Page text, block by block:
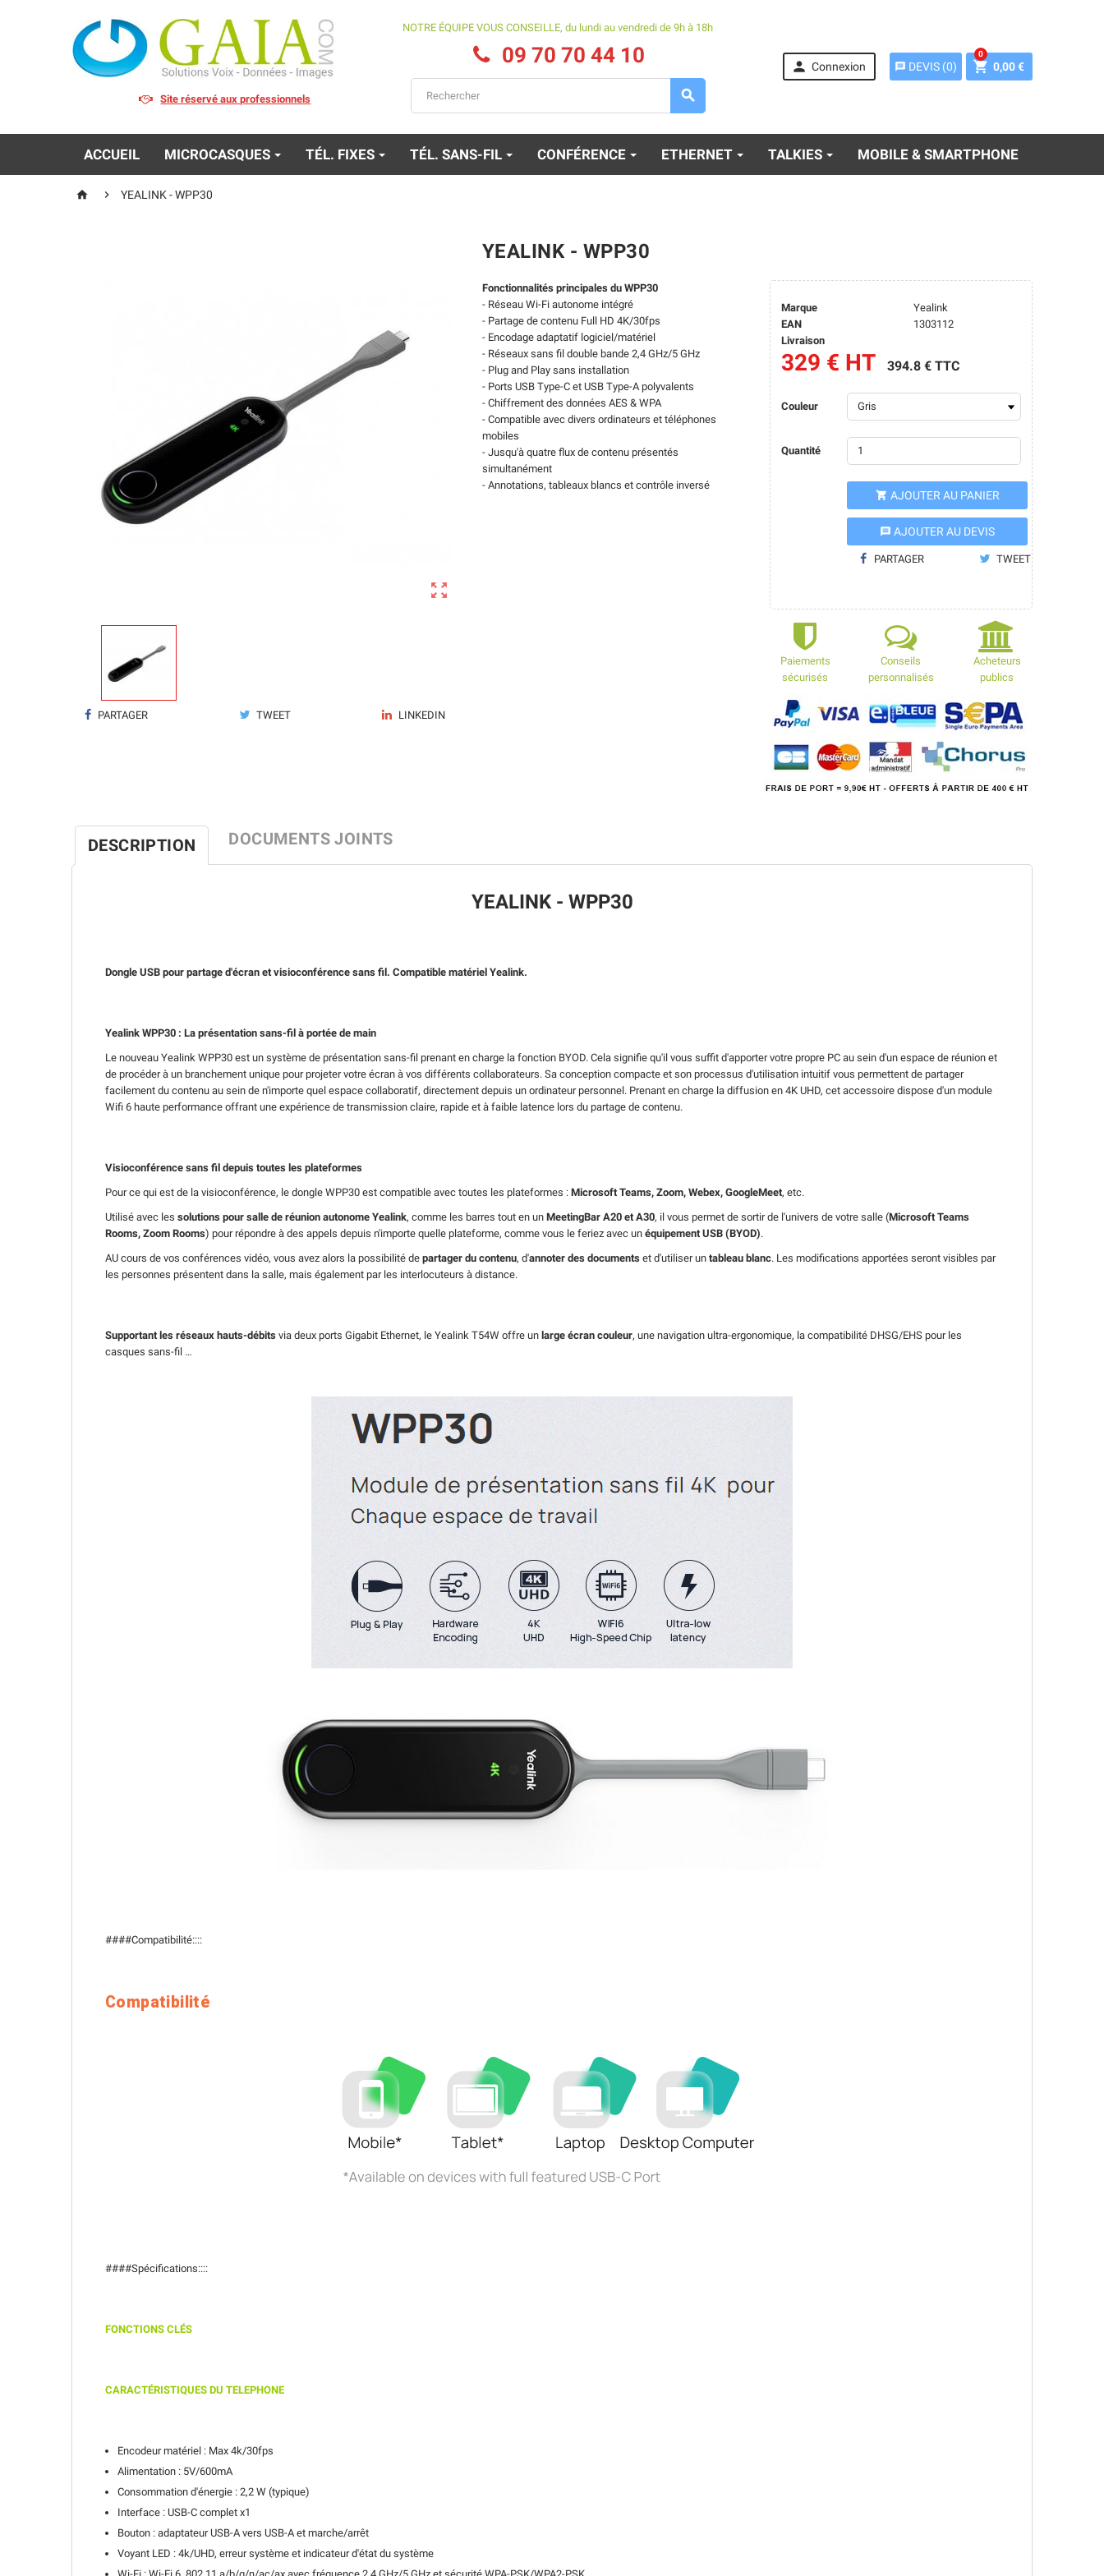
Site réservé aux professionnels
NOTRE ÉQUIPE VOUS CONSEILLE, du lundi au vendredi de 9h à 18h
09 70 70 44 10

 Connexion message DEVIS (0)  0,00 €
0
ACCUEIL MICROCASQUES TÉL. FIXES TÉL. SANS-FIL CONFÉRENCE ETHERNET TALKIES MOBILE & SMARTPHONE
  YEALINK - WPP30

PARTAGER TWEET LINKEDIN
YEALINK - WPP30
Fonctionnalités principales du WPP30
- Réseau Wi-Fi autonome intégré
- Partage de contenu Full HD 4K/30fps
- Encodage adaptatif logiciel/matériel
- Réseaux sans fil double bande 2,4 GHz/5 GHz
- Plug and Play sans installation
- Ports USB Type-C et USB Type-A polyvalents
- Chiffrement des données AES & WPA
- Compatible avec divers ordinateurs et téléphones
mobiles
- Jusqu'à quatre flux de contenu présentés
simultanément
- Annotations, tableaux blancs et contrôle inversé
Marque
Yealink
EAN
1303112
Livraison
329 € HT 394.8 € TTC
Couleur
Quantité
 AJOUTER AU PANIER
message AJOUTER AU DEVIS
PARTAGER TWEET
Paiements
sécurisés
Conseils
personnalisés
Acheteurs
publics
DESCRIPTION DOCUMENTS JOINTS
YEALINK - WPP30
Dongle USB pour partage d'écran et visioconférence sans fil. Compatible matériel Yealink.
Yealink WPP30 : La présentation sans-fil à portée de main
Le nouveau Yealink WPP30 est un système de présentation sans-fil prenant en charge la fonction BYOD. Cela signifie qu'il vous suffit d'apporter votre propre PC au sein d'un espace de réunion et
de procéder à un branchement unique pour projeter votre écran à vos différents collaborateurs. Sa conception compacte et son processus d'utilisation intuitif vous permettent de partager
facilement du contenu au sein de n'importe quel espace collaboratif, directement depuis un ordinateur personnel. Prenant en charge la diffusion en 4K UHD, cet accessoire dispose d'un module
Wifi 6 haute performance offrant une expérience de transmission claire, rapide et à faible latence lors du partage de contenu.
Visioconférence sans fil depuis toutes les plateformes
Pour ce qui est de la visioconférence, le dongle WPP30 est compatible avec toutes les plateformes : Microsoft Teams, Zoom, Webex, GoogleMeet, etc.
Utilisé avec les solutions pour salle de réunion autonome Yealink, comme les barres tout en un MeetingBar A20 et A30, il vous permet de sortir de l'univers de votre salle (Microsoft Teams
Rooms, Zoom Rooms) pour répondre à des appels depuis n'importe quelle plateforme, comme vous le feriez avec un équipement USB (BYOD).
AU cours de vos conférences vidéo, vous avez alors la possibilité de partager du contenu, d'annoter des documents et d'utiliser un tableau blanc. Les modifications apportées seront visibles par
les personnes présentent dans la salle, mais également par les interlocuteurs à distance.
Supportant les réseaux hauts-débits via deux ports Gigabit Ethernet, le Yealink T54W offre un large écran couleur, une navigation ultra-ergonomique, la compatibilité DHSG/EHS pour les
casques sans-fil …
####Compatibilité::::
Compatibilité
####Spécifications::::
FONCTIONS CLÉS
CARACTÉRISTIQUES DU TELEPHONE
Encodeur matériel : Max 4k/30fps
Alimentation : 5V/600mA
Consommation d'énergie : 2,2 W (typique)
Interface : USB-C complet x1
Bouton : adaptateur USB-A vers USB-A et marche/arrêt
Voyant LED : 4k/UHD, erreur système et indicateur d'état du système